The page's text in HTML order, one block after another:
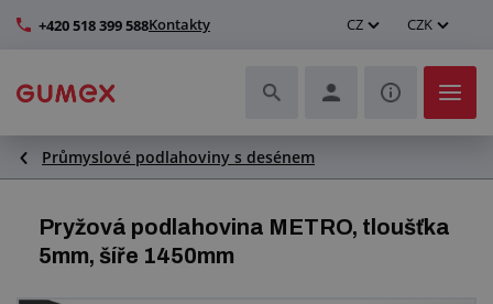
+420 518 399 588Kontakty CZ CZK
Hadice a jejich kompletace
Profily a výroba těsnění
Průmyslové podlahoviny s desénem
Pryžová podlahovina METRO, tloušťka
5mm, šíře 1450mm